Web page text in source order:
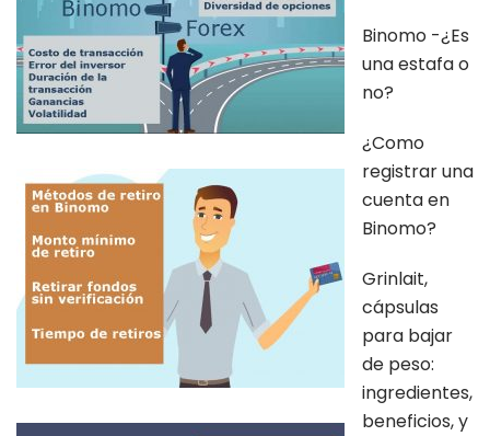
Binomo -¿Es
una estafa o
no?
¿Como
registrar una
cuenta en
Binomo?
Grinlait,
cápsulas
para bajar
de peso:
ingredientes,
beneficios, y